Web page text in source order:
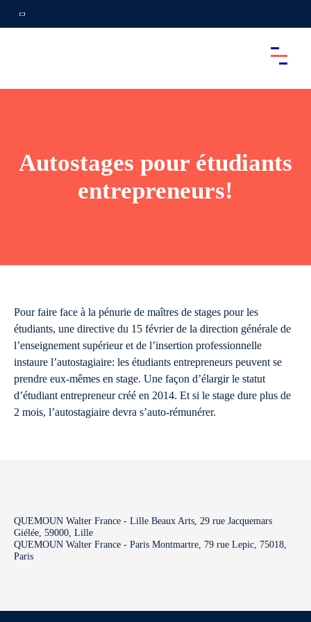
Autostages pour étudiants
entrepreneurs!
Pour faire face à la pénurie de maîtres de stages pour les
étudiants, une directive du 15 février de la direction générale de
l’enseignement supérieur et de l’insertion professionnelle
instaure l’autostagiaire: les étudiants entrepreneurs peuvent se
prendre eux-mêmes en stage. Une façon d’élargir le statut
d’étudiant entrepreneur créé en 2014. Et si le stage dure plus de
2 mois, l’autostagiaire devra s’auto-rémunérer.
QUEMOUN Walter France - Lille Beaux Arts, 29 rue Jacquemars
Giélée, 59000, Lille
QUEMOUN Walter France - Paris Montmartre, 79 rue Lepic, 75018,
Paris